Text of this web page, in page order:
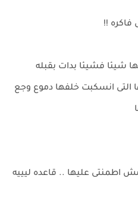
!!
شيئا فشيئا بدات بقبله
التى انسكبت خلفها دموع وجع
اطمنتى عليها .. قاعده ليييه